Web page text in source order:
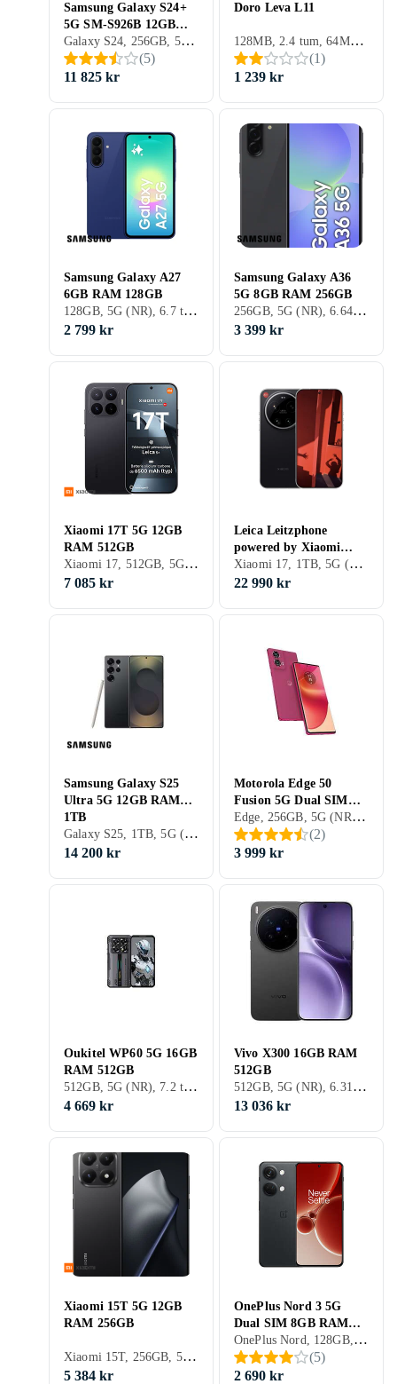
Samsung Galaxy S24+
5G SM-S926B 12GB
RAM 256GB
Galaxy S24, 256GB, 5G (NR), 6.7 tum, 12GB, 2024
(5)
11 825 kr
Doro Leva L11
128MB, 2.4 tum, 64MB, 2024
(1)
1 239 kr
Samsung Galaxy A27
6GB RAM 128GB
128GB, 5G (NR), 6.7 tum, 6GB
2 799 kr
Samsung Galaxy A36
5G 8GB RAM 256GB
256GB, 5G (NR), 6.64 tum, 8GB, 2024
3 399 kr
Xiaomi 17T 5G 12GB
RAM 512GB
Xiaomi 17, 512GB, 5G (NR), 6.59 tum, 12GB
7 085 kr
Leica Leitzphone
powered by Xiaomi
16GB RAM 1TB
Xiaomi 17, 1TB, 5G (NR), 6.9 tum, 16GB, 2026
22 990 kr
Samsung Galaxy S25
Ultra 5G 12GB RAM
1TB
Galaxy S25, 1TB, 5G (NR), 6.9 tum, 12GB, 2025
14 200 kr
Motorola Edge 50
Fusion 5G Dual SIM
12GB RAM 256GB
Edge, 256GB, 5G (NR), 6.67 tum, 12GB, 2024
(2)
3 999 kr
Oukitel WP60 5G 16GB
RAM 512GB
512GB, 5G (NR), 7.2 tum, 2025
4 669 kr
Vivo X300 16GB RAM
512GB
512GB, 5G (NR), 6.31 tum, 16GB, 2026
13 036 kr
Xiaomi 15T 5G 12GB
RAM 256GB
Xiaomi 15T, 256GB, 5G (NR), 6.83 tum, 12GB, 2025
5 384 kr
OnePlus Nord 3 5G
Dual SIM 8GB RAM
128GB
OnePlus Nord, 128GB, 5G (NR), 6.74 tum, 8GB, 2023
(5)
2 690 kr